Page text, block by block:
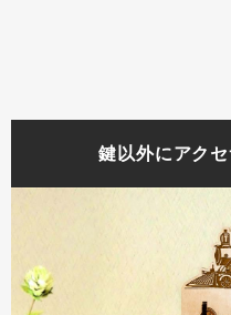
鍵以外にアク